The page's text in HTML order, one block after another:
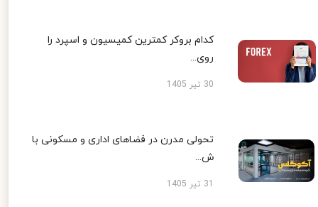
کدام بروکر کمترین کمیسیون و اسپرد را
روی...
30 تیر 1405
تحولی مدرن در فضاهای اداری و مسکونی با
ش...